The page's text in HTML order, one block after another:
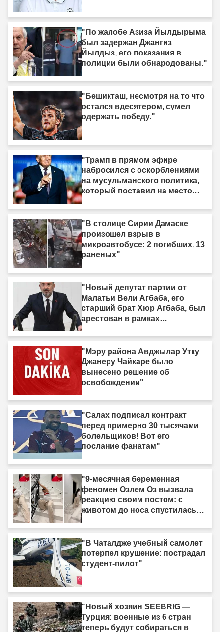
"По жалобе Азиза Йылдырыма
был задержан Джангиз
Йылдыз, его показания в
полиции были обнародованы."
"Бешикташ, несмотря на то что
остался вдесятером, сумел
одержать победу."
"Трамп в прямом эфире
набросился с оскорблениями
на мусульманского политика,
который поставил на место
смотрю на него, я вижу только
дерьмо»"
"В столице Сирии Дамаске
произошел взрыв в
микроавтобусе: 2 погибших, 13
раненых"
"Новый депутат партии от
Малатьи Вели Агбаба, его
старший брат Хюр Агбаба, был
арестован в рамках
"Мэру района Авджылар Утку
Джанеру Чайкаре было
вынесено решение об
освобождении"
"Салах подписал контракт
перед примерно 30 тысячами
болельщиков! Вот его
послание фанатам"
"9-месячная беременная
феномен Озлем Оз вызвала
реакцию своим постом: с
животом до носа спустилась
"В Чаталдже учебный самолет
потерпел крушение: пострадал
студент-пилот"
"Новый хозяин SEEBRIG —
Турция: военные из 6 стран
теперь будут собираться в